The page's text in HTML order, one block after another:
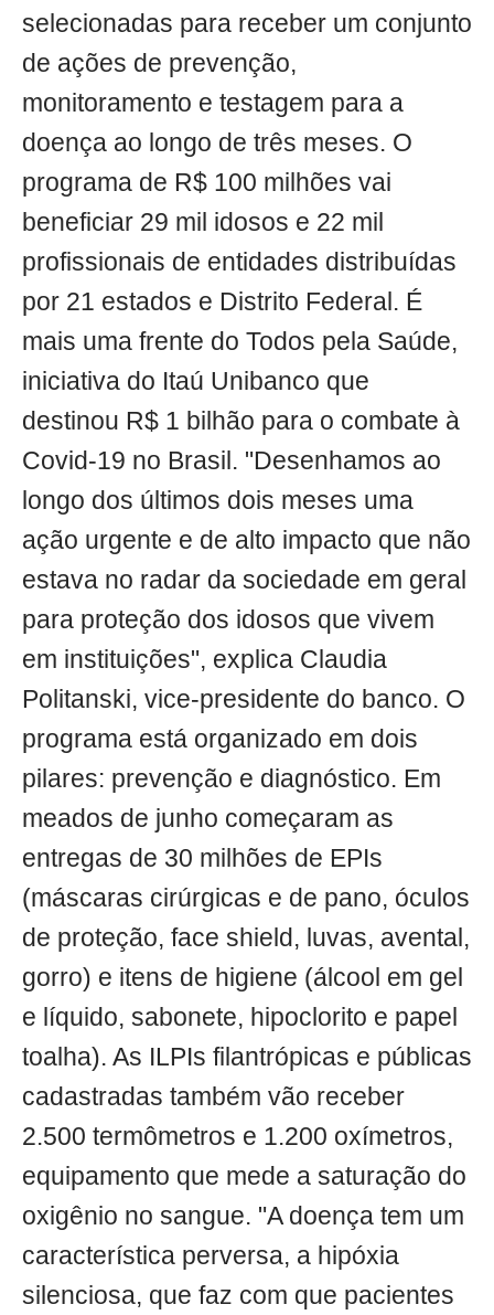
selecionadas para receber um conjunto
de ações de prevenção,
monitoramento e testagem para a
doença ao longo de três meses. O
programa de R$ 100 milhões vai
beneficiar 29 mil idosos e 22 mil
profissionais de entidades distribuídas
por 21 estados e Distrito Federal. É
mais uma frente do Todos pela Saúde,
iniciativa do Itaú Unibanco que
destinou R$ 1 bilhão para o combate à
Covid-19 no Brasil. "Desenhamos ao
longo dos últimos dois meses uma
ação urgente e de alto impacto que não
estava no radar da sociedade em geral
para proteção dos idosos que vivem
em instituições", explica Claudia
Politanski, vice-presidente do banco. O
programa está organizado em dois
pilares: prevenção e diagnóstico. Em
meados de junho começaram as
entregas de 30 milhões de EPIs
(máscaras cirúrgicas e de pano, óculos
de proteção, face shield, luvas, avental,
gorro) e itens de higiene (álcool em gel
e líquido, sabonete, hipoclorito e papel
toalha). As ILPIs filantrópicas e públicas
cadastradas também vão receber
2.500 termômetros e 1.200 oxímetros,
equipamento que mede a saturação do
oxigênio no sangue. "A doença tem um
característica perversa, a hipóxia
silenciosa, que faz com que pacientes